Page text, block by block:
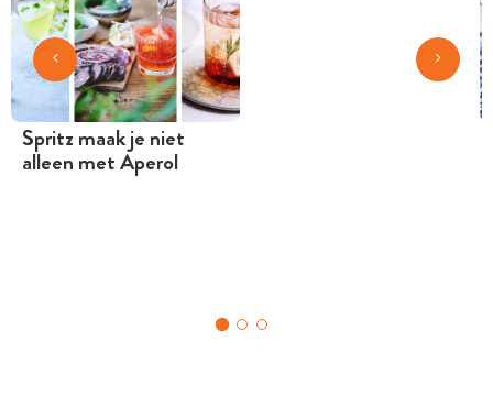
Spritz maak je niet
alleen met Aperol